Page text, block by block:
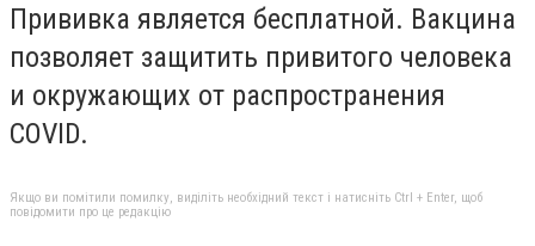
Прививка является бесплатной. Вакцина
позволяет защитить привитого человека
и окружающих от распространения
COVID.
Якщо ви помітили помилку, виділіть необхідний текст і натисніть Ctrl + Enter, щоб
повідомити про це редакцію